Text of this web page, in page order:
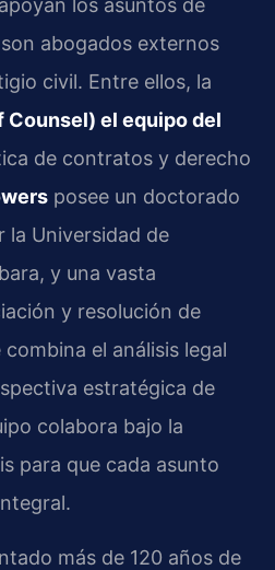
los asuntos de
abogados externos
civil. Entre ellos, la
Counsel) el equipo del
de contratos y derecho
posee un doctorado
la Universidad de
y una vasta
y resolución de
el análisis legal
estratégica de
colabora bajo la
para que cada asunto
más de 120 años de